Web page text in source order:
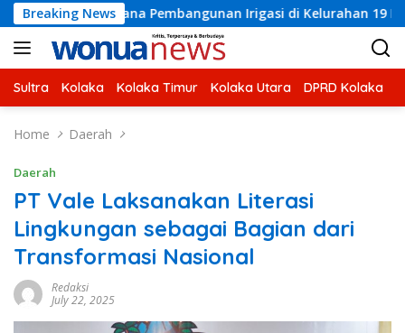
Skip
to
content
Breaking News
Pembangunan Irigasi di Kelurahan 19 November
Sultra Kolaka Kolaka Timur Kolaka Utara DPRD Kolaka
Home Daerah
Daerah
PT Vale Laksanakan Literasi
Lingkungan sebagai Bagian dari
Transformasi Nasional
Redaksi
July 22, 2025